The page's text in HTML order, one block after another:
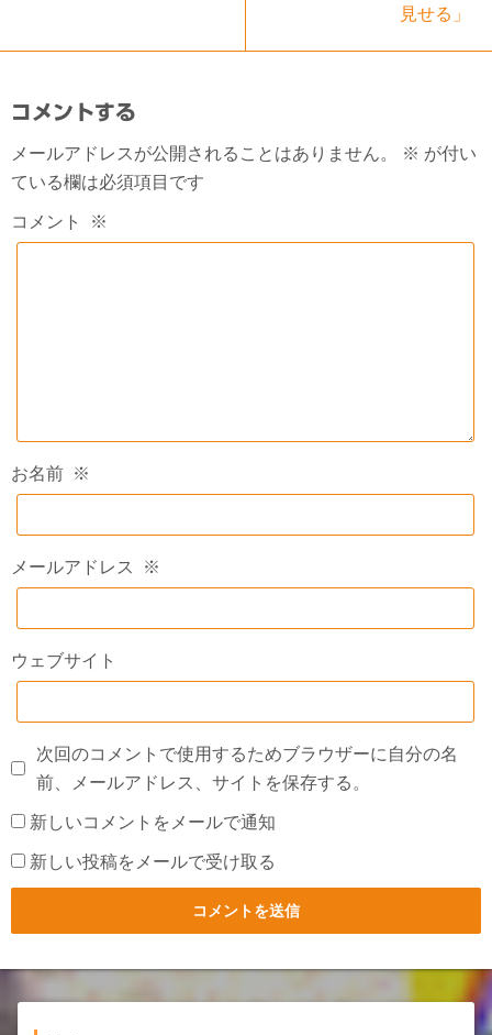
見せる」
コメントする
メールアドレスが公開されることはありません。 ※ が付い
ている欄は必須項目です
コメント ※
お名前 ※
メールアドレス ※
ウェブサイト
次回のコメントで使用するためブラウザーに自分の名
前、メールアドレス、サイトを保存する。
新しいコメントをメールで通知
新しい投稿をメールで受け取る